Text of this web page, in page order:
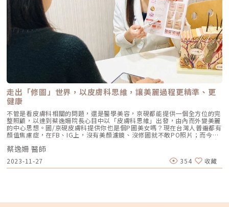
半臉比例，並且溝通每個人想要的飽滿程度、轉折強度，才能規劃出適合的
輪廓，因此醫師的審美至為重要。瑞絲朗女神動態玻尿酸原廠指定凝境美學
診所院長曾繁聞醫師示範注射教學案例（圖／凝境美學診所-曾繁聞醫師提
供）額頭的注射技術水平位置：額頭是一片皮包骨的廣大範圍，皮膚肌肉
薄、很容易出現凹凸不平，需要精確的注射技巧、極度細心與耐心，才能把
整體輪廓形塑的均勻平整。深度層次：除了正確的注射位置以外，注射深度
對於效果和安全性都有重大的影響。錯誤的注射深度，會造成凹凸不平、材
料位移、血管損傷。醫師需要對皮膚下方的不同解剖層次有準確的掌握，以
嫻熟的手感來判斷脂肪、筋膜、骨膜的深度，才能注射在正確的層次。《點
擊看完整文章介紹》文章轉載自「凝境美學診所-曾繁聞醫師專欄」
設計能有效降低術後感染的風險，對於鼻部這種血液循環較為特殊的區域來
說，安全性大幅提升。二、 為什麼塌鼻子更適合線雕？拒絕「阿凡達」的
關鍵塌鼻子的核心問題通常在於「鼻頭支撐力不足」與「山根地基扁平」。
如果單純使用玻尿酸填充，當注入量過多時，填充物會因為地基不穩而往兩
側擴散，導致鼻樑視覺上變寬。而 藍鑽魚骨線鼻線支撐則是利用線材的張
力，將鼻頭垂直撐起，並在鼻樑建立一條細直的結構。這就像是蓋房子先立
起鋼骨（線雕），再視情況填入水泥（玻尿酸或再生針）。這樣的做法能讓
鼻子看起來非常「骨感」且精緻，輪廓線條乾淨俐落，完全沒有多餘的肉
感。三、 蔡醫師的複合式美學：1+1>2 的精緻方案在辰美學，我強調的是
「動靜結合」與「分層修補」。鼻部的美感不能脫離全臉。蔡醫師的鼻部複
合美學：結構位移與全臉順修在辰美學，我強調的是「動靜結合」與「分層
修補」。鼻部的美感絕不能脫離全臉比例獨立存在，必須透過複合式治療，
才能達到真正無痕且精緻的視覺效果。1. 鼻部鋼骨 + 骨質支撐：鼻線支撐
＋ 玻尿酸這是我在臨床上最常使用的黃金組合。我們追求的是「先立體、
後塑型」。 結構建立： 先利用藍鑽魚骨線撐起鼻頭與山根的垂直高度，建
立穩固的「鋼骨結構」。 精細微調： 接著搭配玻尿酸（如 保柔緹
Belotero 或 蜂巢玻尿酸）進行細部塑形。玻尿酸在此扮演的是「水泥」的
角色，能填補線材間的微小空隙，讓鼻樑線條更加圓潤柔順，呈現自然且帶
有骨感的立體美鼻。2. 打造天生混血感：鼻線支撐 ＋ 上庭額頭順修許多客
人做了鼻線後，發現山根挺拔了，卻顯得額頭平扁，視覺上產生斷層。 銜
接美學： 為了打造完美的「混血感」，我會建議在進行鼻線支撐的同時，
針對上庭額頭進行順修。 飽滿過度： 透過玻尿酸填充額頭與眉骨的銜接
處，能讓挺拔的山根自然過渡到飽滿的額頭曲線。這種從側面看過去的流暢
能讓視覺重心集中在臉部中軸線。不僅能順修鼻翼兩側的陰影，更能讓整體
走出「修圖」世界，以皮膚科思維，讓美麗過程更精準、更
健康
不管是看皮膚科相關的問題，還是醫學美容，京硯都能提供一個全方位的完
整照顧，以達到蔡逸姍院長心目中以「皮膚科思維」出發，由內而外變美麗
的中心思想。圖/京硯皮膚科提供你也是個P圖美女嗎？現在台灣人普遍都有
顏值焦慮症，在FB、IG上，沒有美顏濾鏡、沒修圖就不敢PO照片；而今年
口罩一解封，湧向皮膚科、醫美診所的病人，數量暴增5倍！京硯皮膚科院
長蔡逸姍表示直到現在，還有不少人因為口罩後遺症，如皮膚發炎狂冒痘、
臉部鬆垮等問題來找她…從專科醫師跨域醫美，提供全方位照顧說起京硯皮
膚科的院長蔡逸姍醫師，很多人就會聯想起「醫師好辣」節目中那個娃娃臉
的蔡醫師。每次有人好奇她開業多少年了，她都會說：「我的小孩幾歲，這
蔡逸姍 醫師
2023-11-27 354 收藏